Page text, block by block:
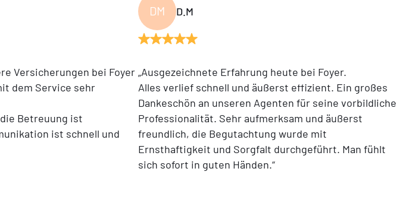
Versicherungen bei Foyer
dem Service sehr
Betreuung ist
ist schnell und
DM D.M
„Ausgezeichnete Erfahrung heute bei Foyer.
Alles verlief schnell und äußerst effizient. Ein großes
Dankeschön an unseren Agenten für seine vorbildliche
Professionalität. Sehr aufmerksam und äußerst
freundlich, die Begutachtung wurde mit
Ernsthaftigkeit und Sorgfalt durchgeführt. Man fühlt
sich sofort in guten Händen.“